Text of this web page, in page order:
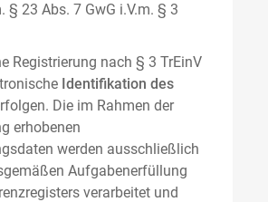
§ 23 Abs. 7 GwG i.V.m. § 3
Registrierung nach § 3 TrEinV
Identifikation des
Die im Rahmen der
erhobenen
werden ausschließlich
Aufgabenerfüllung
verarbeitet und